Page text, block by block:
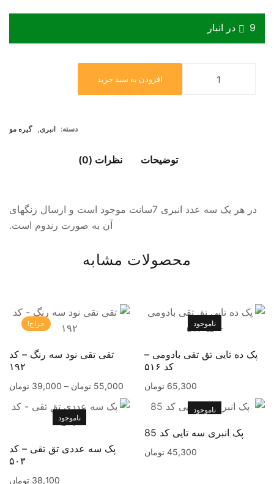
9 در انبار
افزودن به سبد خرید
دسته: انبری گیره مو
توضیحات نظرات (0)
در هر پک سه عدد انبری 7سانت موجود است و ارسال رنگهای
آن به صورت رندوم است.
محصولات مشابه
ناموجود
پک ده تایی تق تقی بادومی –
کد ۵۱۶
65,300 تومان
حراج!
تقی تقی نود سه رنگ – کد
۱۹۲
55,000 تومان –
39,000 تومان
ناموجود
پک انبری سه تایی کد 85
45,300 تومان
ناموجود
پک سه عددی تق تقی – کد
۵۰۳
38,100 تومان